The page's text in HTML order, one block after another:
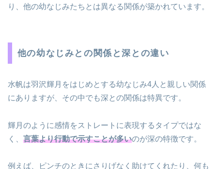
り、他の幼なじみたちとは異なる関係が築かれています。
他の幼なじみとの関係と深との違い
水帆は羽沢輝月をはじめとする幼なじみ4人と親しい関係
にありますが、その中でも深との関係は特異です。
輝月のように感情をストレートに表現するタイプではな
く、 言葉より行動で示すことが多いのが深の特徴です。
例えば、ピンチのときにさりげなく助けてくれたり、何も